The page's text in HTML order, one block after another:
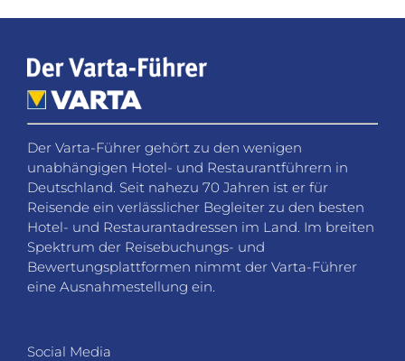
Der Varta-Führer gehört zu den wenigen
unabhängigen Hotel- und Restaurantführern in
Deutschland. Seit nahezu 70 Jahren ist er für
Reisende ein verlässlicher Begleiter zu den besten
Hotel- und Restaurantadressen im Land. Im breiten
Spektrum der Reisebuchungs- und
Bewertungsplattformen nimmt der Varta-Führer
eine Ausnahmestellung ein.
Social Media